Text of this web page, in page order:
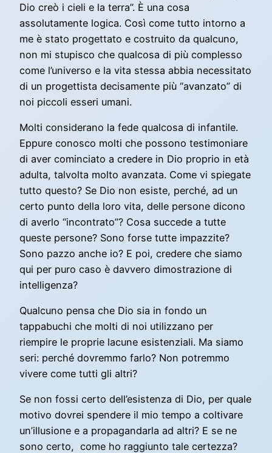
Dio creò i cieli e la terra”. È una cosa
assolutamente logica. Così come tutto intorno a
me è stato progettato e costruito da qualcuno,
non mi stupisco che qualcosa di più complesso
come l’universo e la vita stessa abbia necessitato
di un progettista decisamente più “avanzato” di
noi piccoli esseri umani.
Molti considerano la fede qualcosa di infantile.
Eppure conosco molti che possono testimoniare
di aver cominciato a credere in Dio proprio in età
adulta, talvolta molto avanzata. Come vi spiegate
tutto questo? Se Dio non esiste, perché, ad un
certo punto della loro vita, delle persone dicono
di averlo “incontrato”? Cosa succede a tutte
queste persone? Sono forse tutte impazzite?
Sono pazzo anche io? E poi, credere che siamo
qui per puro caso è davvero dimostrazione di
intelligenza?
Qualcuno pensa che Dio sia in fondo un
tappabuchi che molti di noi utilizzano per
riempire le proprie lacune esistenziali. Ma siamo
seri: perché dovremmo farlo? Non potremmo
vivere come tutti gli altri?
Se non fossi certo dell’esistenza di Dio, per quale
motivo dovrei spendere il mio tempo a coltivare
un’illusione e a propagandarla ad altri? E se ne
sono certo, come ho raggiunto tale certezza?